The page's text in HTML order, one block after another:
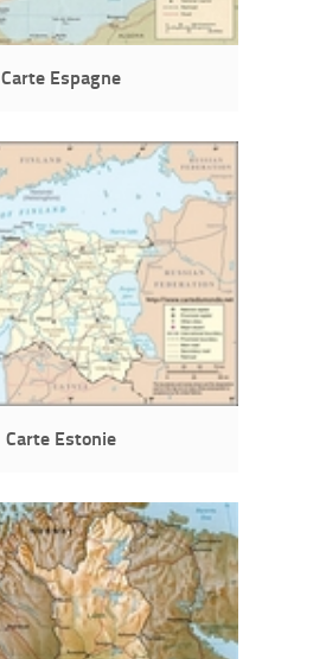
Carte Espagne
Carte Estonie